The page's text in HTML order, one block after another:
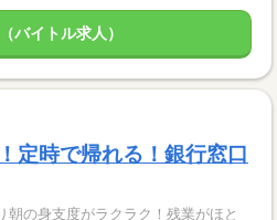
バイトル求人）
定時で帰れる！銀行窓口
の身支度がラクラク！残業がほと